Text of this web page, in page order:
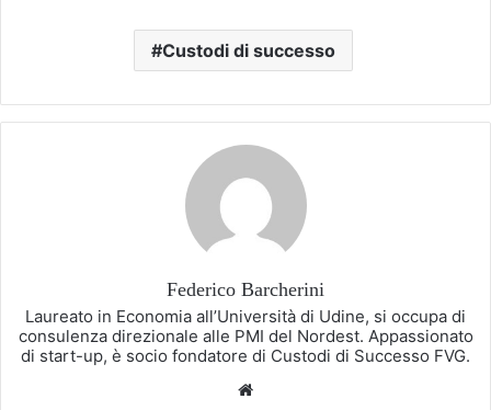
Custodi di successo
Federico Barcherini
Laureato in Economia all’Università di Udine, si occupa di
consulenza direzionale alle PMI del Nordest. Appassionato
di start-up, è socio fondatore di Custodi di Successo FVG.